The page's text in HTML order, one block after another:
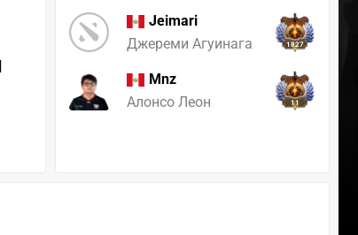
Jeimari
Джереми Агуинага
1827
Mnz
Алонсо Леон
11